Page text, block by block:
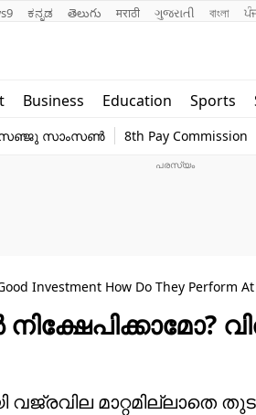
ಕನ್ನಡ తెలుగు मराठी ગુજરાતી বাংলা
Business Education Sports
world
സാംസൺ 8th Pay Commission
Investment How Do They Perform
വജ്രവില